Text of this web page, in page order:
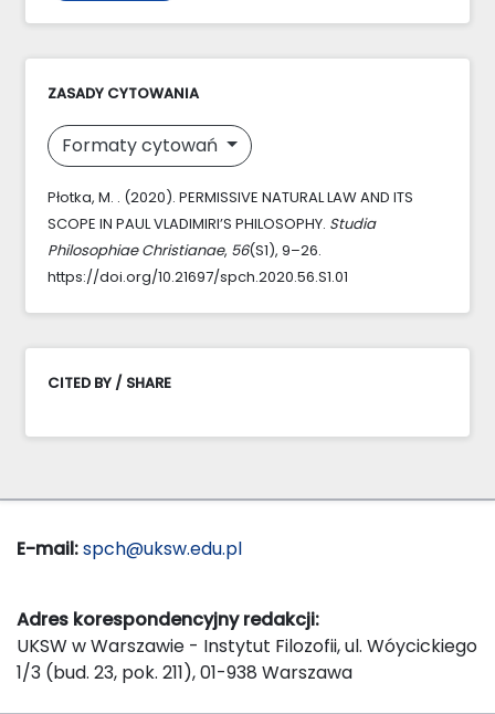
ZASADY CYTOWANIA
Formaty cytowań
Płotka, M. . (2020). PERMISSIVE NATURAL LAW AND ITS
SCOPE IN PAUL VLADIMIRI’S PHILOSOPHY. Studia
Philosophiae Christianae, 56(S1), 9–26.
https://doi.org/10.21697/spch.2020.56.S1.01
CITED BY / SHARE
E-mail:spch@uksw.edu.pl
Adres korespondencyjny redakcji:
UKSW w Warszawie - Instytut Filozofii, ul. Wóycickiego
1/3 (bud. 23, pok. 211), 01-938 Warszawa